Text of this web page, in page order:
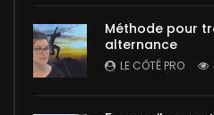
Méthode pour
alternance
LE CÔTÉ PRO